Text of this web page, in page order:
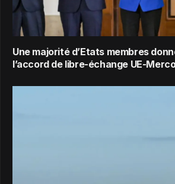
Une majorité d’Etats membres
l’accord de libre-échange UE-